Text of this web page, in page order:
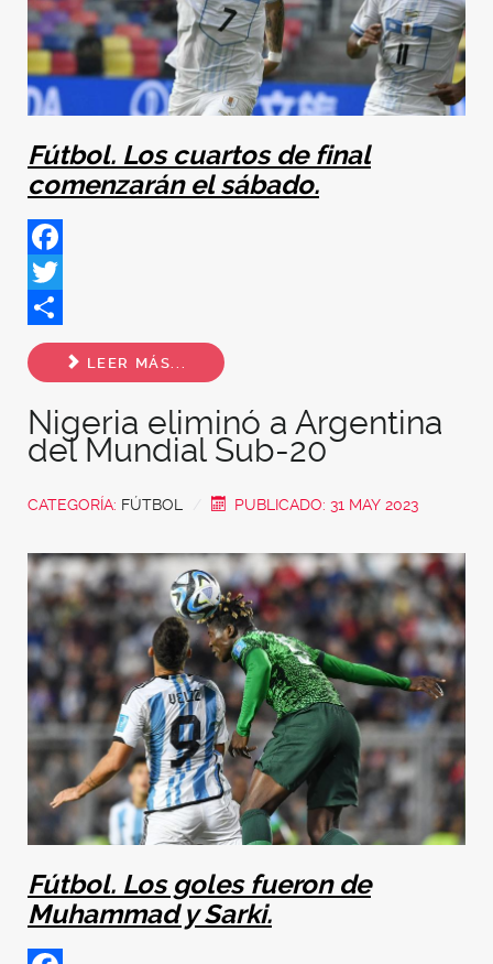
Fútbol. Los cuartos de final
comenzarán el sábado.
Facebook
Twitter
Share
LEER MÁS...
Nigeria eliminó a Argentina
del Mundial Sub-20
CATEGORÍA: FÚTBOL PUBLICADO: 31 MAY 2023
Fútbol. Los goles fueron de
Muhammad y Sarki.